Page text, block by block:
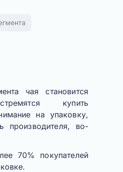
чая становится
купить
на упаковку,
производителя, во-
70% покупателей
.